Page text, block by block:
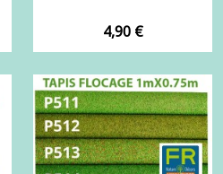
Prix
4,90 €